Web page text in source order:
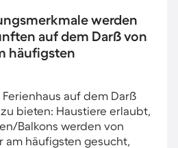
werden
auf dem Darß von
häufigsten
auf dem Darß
bieten: Haustiere erlaubt,
Balkons werden von
am häufigsten gesucht,